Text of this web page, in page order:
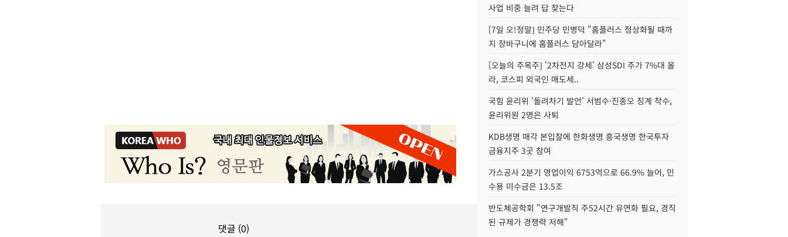
사업 비중 늘려 답 찾는다
[7일 오!정말] 민주당 민병덕 "홈플러스 정상화될 때까
지 장바구니에 홈플러스 담아달라"
[오늘의 주목주] '2차전지 강세' 삼성SDI 주가 7%대 올
라, 코스피 외국인 매도세..
국힘 윤리위 '돌려차기 발언' 서범수·진종오 징계 착수,
윤리위원 2명은 사퇴
KDB생명 매각 본입찰에 한화생명 흥국생명 한국투자
금융지주 3곳 참여
가스공사 2분기 영업이익 6753억으로 66.9% 늘어, 민
수용 미수금은 13.5조
반도체공학회 "연구개발직 주52시간 유연화 필요, 경직
된 규제가 경쟁력 저해"
댓글 (0)